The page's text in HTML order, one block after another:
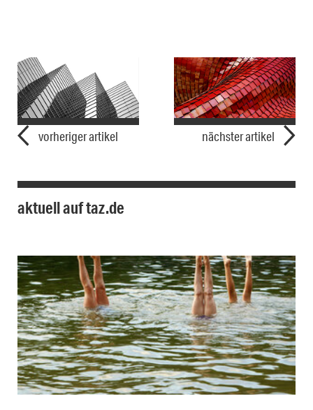
vorheriger artikel nächster artikel
aktuell auf taz.de